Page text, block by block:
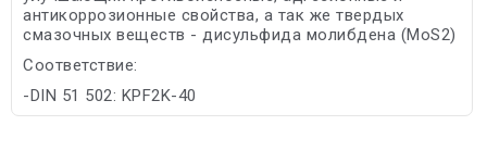
антикоррозионные свойства, а так же твердых
смазочных веществ - дисульфида молибдена (MoS2)
Соответствие:
-DIN 51 502: KPF2K-40